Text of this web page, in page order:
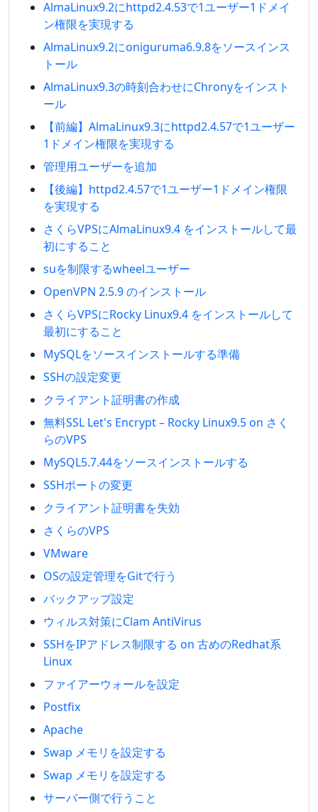
AlmaLinux9.2にhttpd2.4.53で1ユーザー1ドメイ
ン権限を実現する
AlmaLinux9.2にoniguruma6.9.8をソースインス
トール
AlmaLinux9.3の時刻合わせにChronyをインスト
ール
【前編】AlmaLinux9.3にhttpd2.4.57で1ユーザー
1ドメイン権限を実現する
管理用ユーザーを追加
【後編】httpd2.4.57で1ユーザー1ドメイン権限
を実現する
さくらVPSにAlmaLinux9.4 をインストールして最
初にすること
suを制限するwheelユーザー
OpenVPN 2.5.9 のインストール
さくらVPSにRocky Linux9.4 をインストールして
最初にすること
MySQLをソースインストールする準備
SSHの設定変更
クライアント証明書の作成
無料SSL Let's Encrypt – Rocky Linux9.5 on さく
らのVPS
MySQL5.7.44をソースインストールする
SSHポートの変更
クライアント証明書を失効
さくらのVPS
VMware
OSの設定管理をGitで行う
バックアップ設定
ウィルス対策にClam AntiVirus
SSHをIPアドレス制限する on 古めのRedhat系
Linux
ファイアーウォールを設定
Postfix
Apache
Swap メモリを設定する
Swap メモリを設定する
サーバー側で行うこと